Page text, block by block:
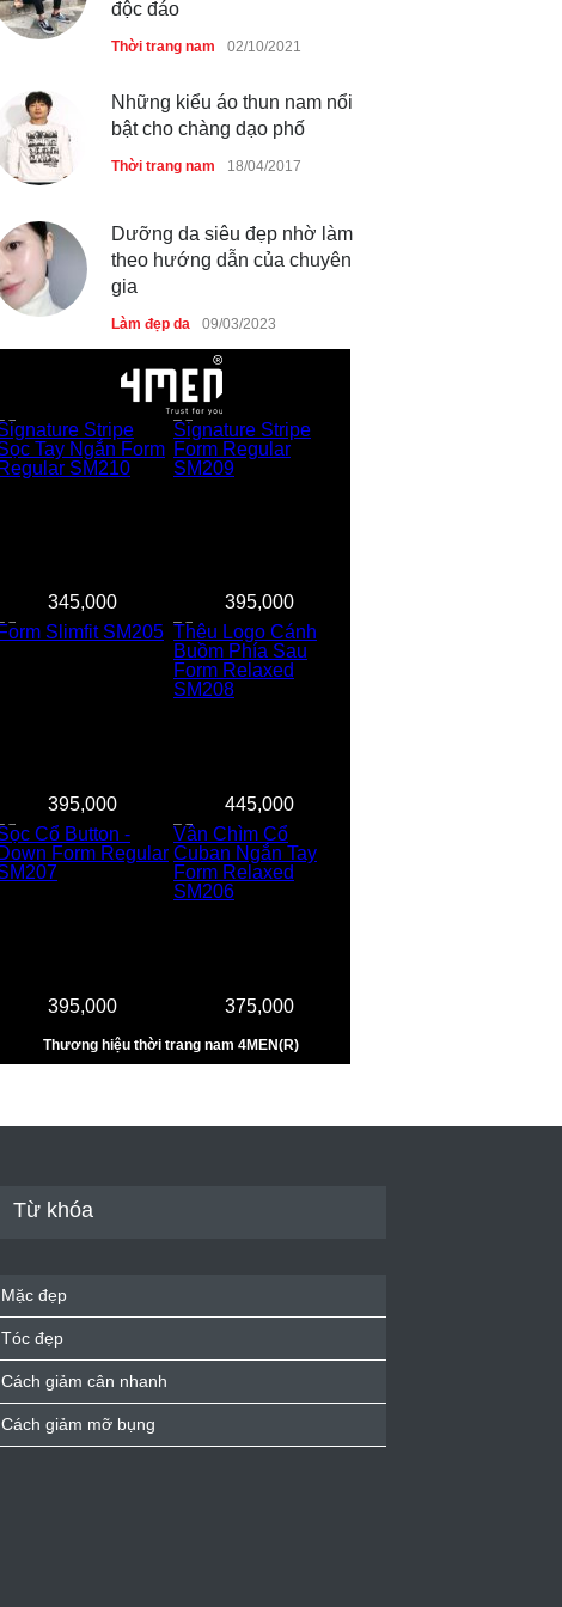
Thời trang nữ
4 mẫu giày tôn dáng được
phụ nữ Pháp tin dùng
Thời trang nữ 14/10/2025
Bí quyết giữ gìn vóc dáng
của diễn viên Khánh Huyền
Làm đẹp 14/10/2025
Phong cách thời trang của
Lim Ji Yeon dạo gần đây
độc đáo
Thời trang nam 02/10/2021
Những kiểu áo thun nam nổi
bật cho chàng dạo phố
Thời trang nam 18/04/2017
Dưỡng da siêu đẹp nhờ làm
theo hướng dẫn của chuyên
gia
Làm đẹp da 09/03/2023
Từ khóa
Mặc đẹp
Tóc đẹp
Cách giảm cân nhanh
Cách giảm mỡ bụng